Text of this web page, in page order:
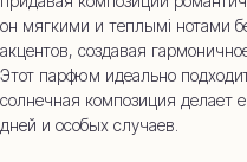
он мягкими и теплымі нотами
акцентов, создавая
Этот парфюм идеально
солнечная композиция делает
дней и особых случаев.